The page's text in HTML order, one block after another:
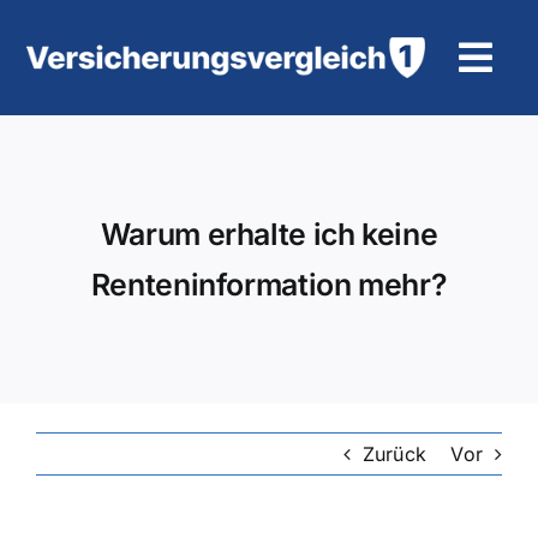
Inhalt
Motorradversicherung
Warum erhalte ich keine
Renteninformation mehr?
Zurück Vor